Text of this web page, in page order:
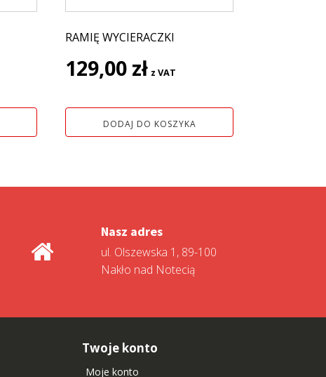
RAMIĘ WYCIERACZKI
129,00 zł z VAT
DODAJ DO KOSZYKA
Nasz adres
ul. Olszewska 1, 89-100
Nakło nad Notecią
Twoje konto
Moje konto